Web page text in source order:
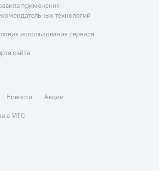
применения
технологий
использования сервиса
сайта
Новости
Акции
в МТС